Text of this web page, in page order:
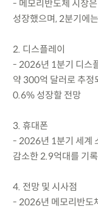
- 메모리반도체 시장
성장했으며, 2분기에
2. 디스플레이
- 2026년 1분기 디스
약 300억 달러로 추정
0.6% 성장할 전망
3. 휴대폰
- 2026년 1분기 세계
감소한 2.9억대를 기록
4. 전망 및 시사점
- 2026년 메모리반도